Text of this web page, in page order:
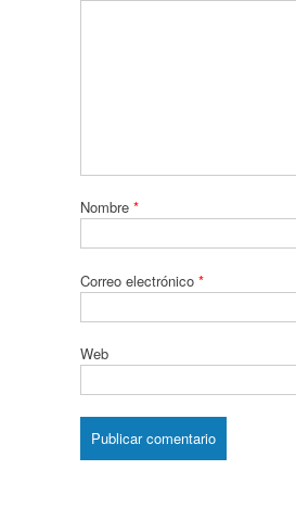
Nombre *
Correo electrónico *
Web